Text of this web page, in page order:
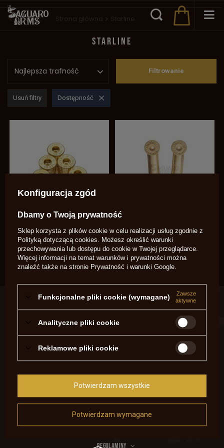
Wstecz Strona główna Starline
STARLINE
Najlepsza trafność Filtrowanie
Usuń filtry Dostępność
Łuski 45 Cowboy Special 100
szt.
200,00 zł/szt.
Łuski 45-90 50 szt.
499,00 zł szt.
ZAMÓWIENIA
Status zamówienia
Śledzenie przesyłki
Chcę zareklamować produkt
Chcę wymienić produkt
Kontakt
REGULAMINY
Konfiguracja zgód
Dbamy o Twoją prywatność
Sklep korzysta z plików cookie w celu realizacji usług zgodnie z
Polityką dotyczącą cookies . Możesz określić warunki
przechowywania lub dostępu do cookie w Twojej przeglądarce.
Więcej informacji na temat warunków i prywatności można
znaleźć także na stronie Prywatność i warunki Google
Funkcjonalne pliki cookie (wymagane)
Zawsze
aktywne
Analityczne pliki cookie
Reklamowe pliki cookie
Potwierdzam wymagane
Potwierdzam wszystkie